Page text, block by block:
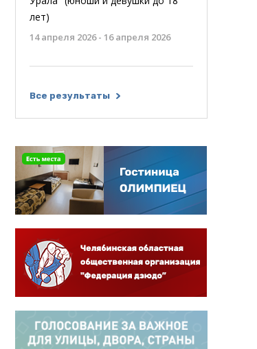
лет)
14 апреля 2026 - 16 апреля 2026
Все результаты